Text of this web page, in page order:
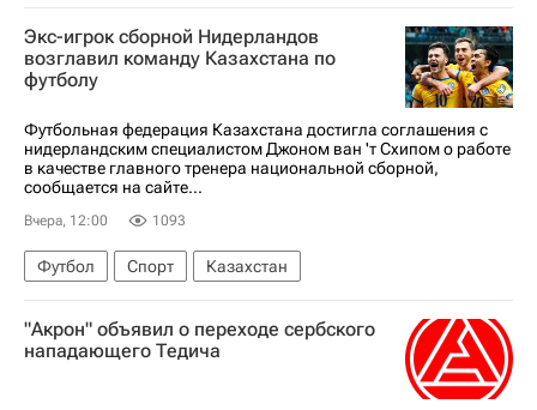
Экс-игрок сборной Нидерландов
возглавил команду Казахстана по
футболу
Футбольная федерация Казахстана достигла соглашения с
нидерландским специалистом Джоном ван 'т Схипом о работе
в качестве главного тренера национальной сборной,
сообщается на сайте...
Вчера, 12:00 1093
Футбол Спорт Казахстан
"Акрон" объявил о переходе сербского
нападающего Тедича